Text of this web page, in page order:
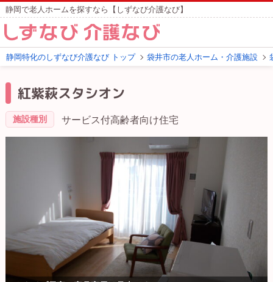
静岡で老人ホームを探すなら【しずなび介護なび】
静岡特化のしずなび介護なび トップ 袋井市の老人ホーム・介護施設
紅紫萩スタシオン
施設種別 サービス付高齢者向け住宅